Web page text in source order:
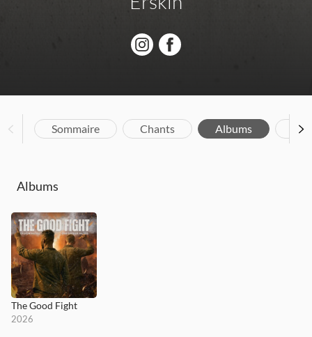
Sommaire Chants Albums
Albums
The Good Fight
2026